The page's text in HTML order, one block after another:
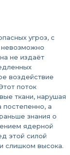
угроз, с
невозможно
не издаёт
воздействие
поток
ткани, нарушая
постепенно, а
знания о
ядерной
этой силой
слишком высока.